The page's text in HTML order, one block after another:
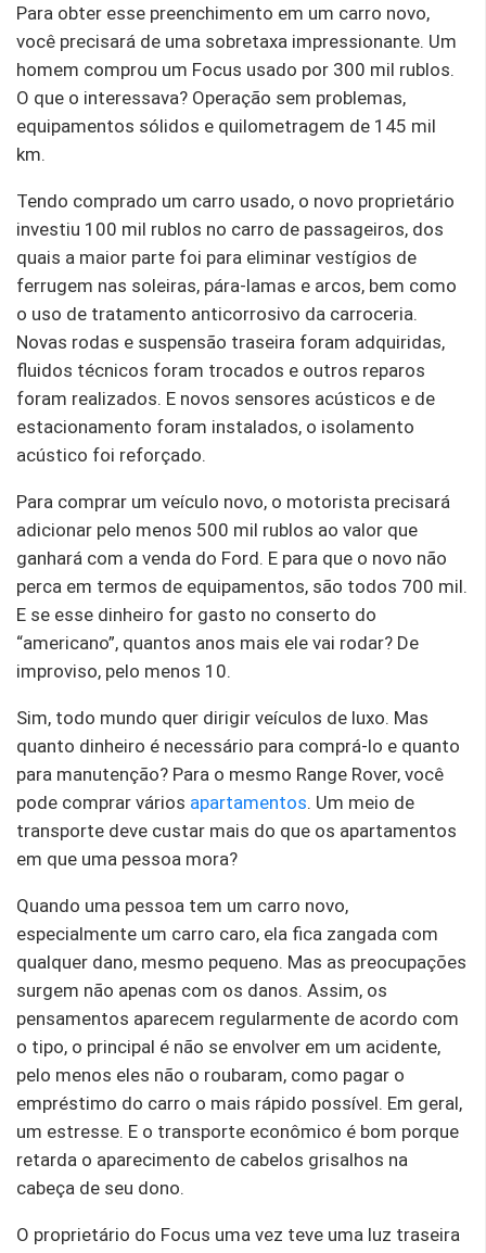
Para obter esse preenchimento em um carro novo,
você precisará de uma sobretaxa impressionante. Um
homem comprou um Focus usado por 300 mil rublos.
O que o interessava? Operação sem problemas,
equipamentos sólidos e quilometragem de 145 mil
km.
Tendo comprado um carro usado, o novo proprietário
investiu 100 mil rublos no carro de passageiros, dos
quais a maior parte foi para eliminar vestígios de
ferrugem nas soleiras, pára-lamas e arcos, bem como
o uso de tratamento anticorrosivo da carroceria.
Novas rodas e suspensão traseira foram adquiridas,
fluidos técnicos foram trocados e outros reparos
foram realizados. E novos sensores acústicos e de
estacionamento foram instalados, o isolamento
acústico foi reforçado.
Para comprar um veículo novo, o motorista precisará
adicionar pelo menos 500 mil rublos ao valor que
ganhará com a venda do Ford. E para que o novo não
perca em termos de equipamentos, são todos 700 mil.
E se esse dinheiro for gasto no conserto do
“americano”, quantos anos mais ele vai rodar? De
improviso, pelo menos 10.
Sim, todo mundo quer dirigir veículos de luxo. Mas
quanto dinheiro é necessário para comprá-lo e quanto
para manutenção? Para o mesmo Range Rover, você
pode comprar vários apartamentos. Um meio de
transporte deve custar mais do que os apartamentos
em que uma pessoa mora?
Quando uma pessoa tem um carro novo,
especialmente um carro caro, ela fica zangada com
qualquer dano, mesmo pequeno. Mas as preocupações
surgem não apenas com os danos. Assim, os
pensamentos aparecem regularmente de acordo com
o tipo, o principal é não se envolver em um acidente,
pelo menos eles não o roubaram, como pagar o
empréstimo do carro o mais rápido possível. Em geral,
um estresse. E o transporte econômico é bom porque
retarda o aparecimento de cabelos grisalhos na
cabeça de seu dono.
O proprietário do Focus uma vez teve uma luz traseira